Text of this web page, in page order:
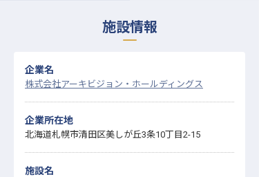
施設情報
企業名
株式会社アーキビジョン・ホールディングス
企業所在地
北海道札幌市清田区美しが丘3条10丁目2-15
施設名